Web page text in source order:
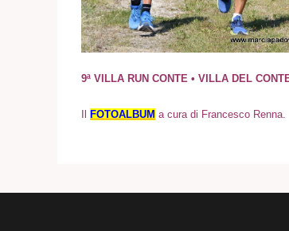
9ª VILLA RUN CONTE • VILLA DEL
FOTOALBUM a cura di Francesco Renna.